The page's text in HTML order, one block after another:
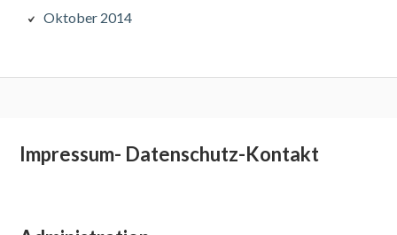
Oktober 2014
Subsidiary
Impressum- Datenschutz-Kontakt